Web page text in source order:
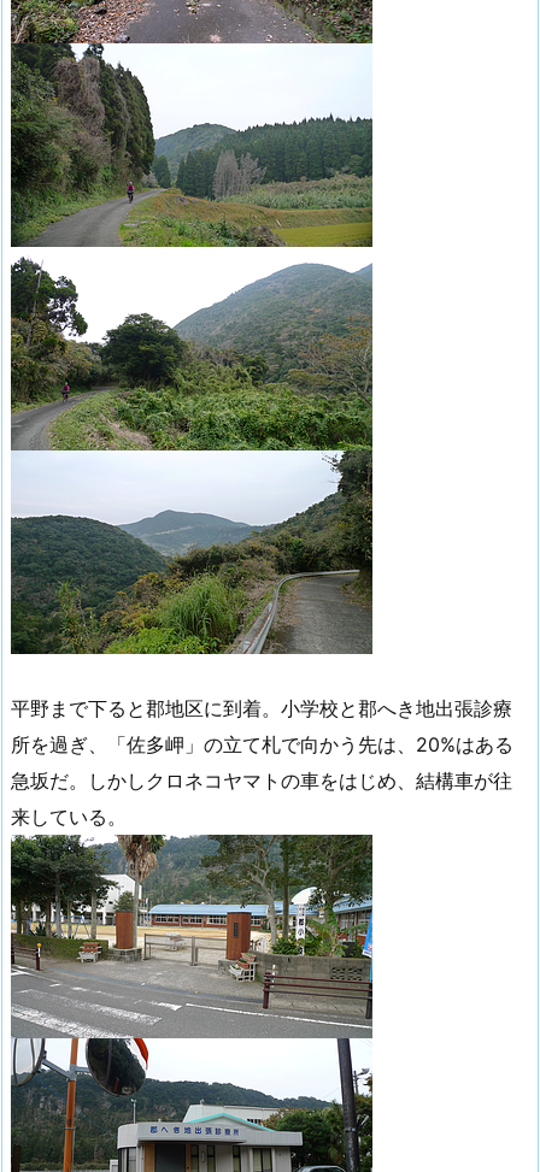
平野まで下ると郡地区に到着。小学校と郡へき地出張診療
所を過ぎ、「佐多岬」の立て札で向かう先は、20%はある
急坂だ。しかしクロネコヤマトの車をはじめ、結構車が往
来している。